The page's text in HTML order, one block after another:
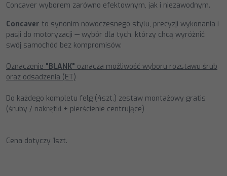
Concaver wyborem zarówno efektownym, jak i niezawodnym.
Concaver to synonim nowoczesnego stylu, precyzji wykonania i
pasji do motoryzacji — wybór dla tych, którzy chcą wyróżnić
swój samochód bez kompromisów.
Oznaczenie "BLANK" oznacza możliwość wyboru rozstawu śrub
oraz odsadzenia (ET)
Do każdego kompletu felg (4szt.) zestaw montażowy gratis
(śruby / nakrętki + pierścienie centrujące)
Cena dotyczy 1szt.